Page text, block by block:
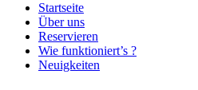
Startseite
Über uns
Reservieren
Wie funktioniert’s ?
Neuigkeiten